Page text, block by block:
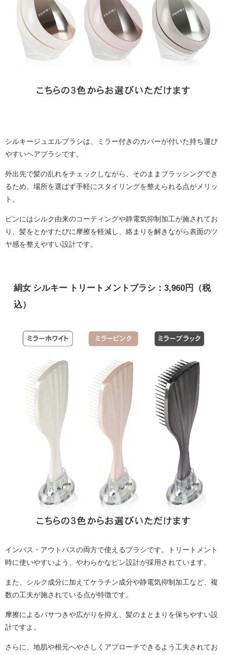
シルキージュエルブラシは、ミラー付きのカバーが付いた持ち運び
やすいヘアブラシです。
外出先で髪の乱れをチェックしながら、そのままブラッシングでき
るため、場所を選ばず手軽にスタイリングを整えられる点がメリッ
ト。
ピンにはシルク由来のコーティングや静電気抑制加工が施されてお
り、髪をとかすたびに摩擦を軽減し、絡まりを解きながら表面のツ
ヤ感を整えやすい設計です。
絹女 シルキー トリートメントブラシ：3,960円（税
込）
インバス・アウトバスの両方で使えるブラシです。トリートメント
時に使いやすいよう、やわらかなピン設計が採用されています。
また、シルク成分に加えてケラチン成分や静電気抑制加工など、複
数の工夫が施されている点が特徴です。
摩擦によるパサつきや広がりを抑え、髪のまとまりを保ちやすい設
計ですよ。
さらに、地肌や根元へやさしくアプローチできるよう工夫されてお